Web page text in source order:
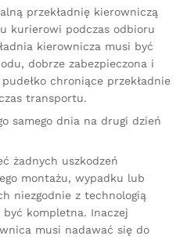
przekładnię kierowniczą
kurierowi podczas odbioru
kierownicza musi być
dobrze zabezpieczona i
chroniące przekładnie
transportu.
samego dnia na drugi dzień
żadnych uszkodzeń
montażu, wypadku lub
niezgodnie z technologią
kompletna. Inaczej
musi nadawać się do